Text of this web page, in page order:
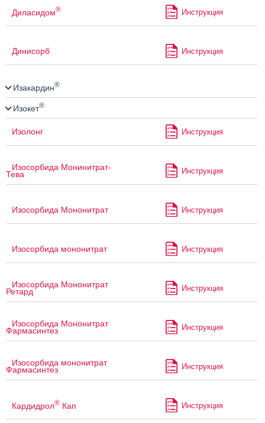
Диласидом® Инструкция
Динисорб Инструкция
Изакардин®
Изокет®
Изолонг Инструкция
Изосорбида Монинитрат-
Тева Инструкция
Изосорбида Мононитрат Инструкция
Изосорбида мононитрат Инструкция
Изосорбида Мононитрат
Ретард Инструкция
Изосорбида Мононитрат
Фармасинтез Инструкция
Изосорбида мононитрат
Фармасинтез Инструкция
Кардидрол® Кап Инструкция